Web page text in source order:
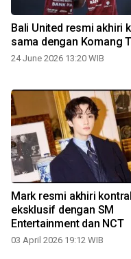
Bali United resmi akhiri
sama dengan Komang
24 June 2026 13:20 WIB
Mark resmi akhiri
eksklusif dengan SM
Entertainment dan NCT
03 April 2026 19:12 WIB